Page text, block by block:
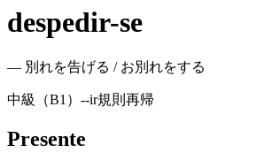
despedir-se
— 別れを告げる / お別れをする
中級（B1） --ir規則 再帰
Presente